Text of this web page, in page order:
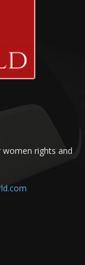
women rights and